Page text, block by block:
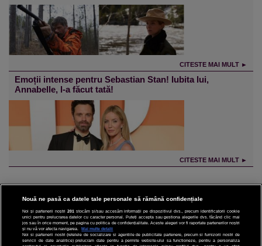
CITESTE MAI MULT ►
Emoții intense pentru Sebastian Stan! Iubita lui,
Annabelle, l-a făcut tată!
CITESTE MAI MULT ►
CINEMA
Nouă ne pasă ca datele tale personale să rămână confidențiale
Noi și partenerii noștri 201 stocăm și/sau accesăm informații pe dispozitivul dvs., precum identificatorii cookie
unici pentru prelucrarea datelor cu caracter personal. Puteți accepta sau gestiona alegerile dvs. făcând clic mai
jos sau în orice moment, pe pagina cu politica de confidențialitate. Aceste alegeri vor fi raportate partenerilor noștri
și nu vă vor afecta navigarea.
Mai multe detalii
Noi si partenerii nostri (retelele de socializare si agentiile de publicitate partenere, precum si furnizorii nostri de
servicii de date analitice) prelucram date pentru a permite website-ului sa functioneze, pentru a personaliza